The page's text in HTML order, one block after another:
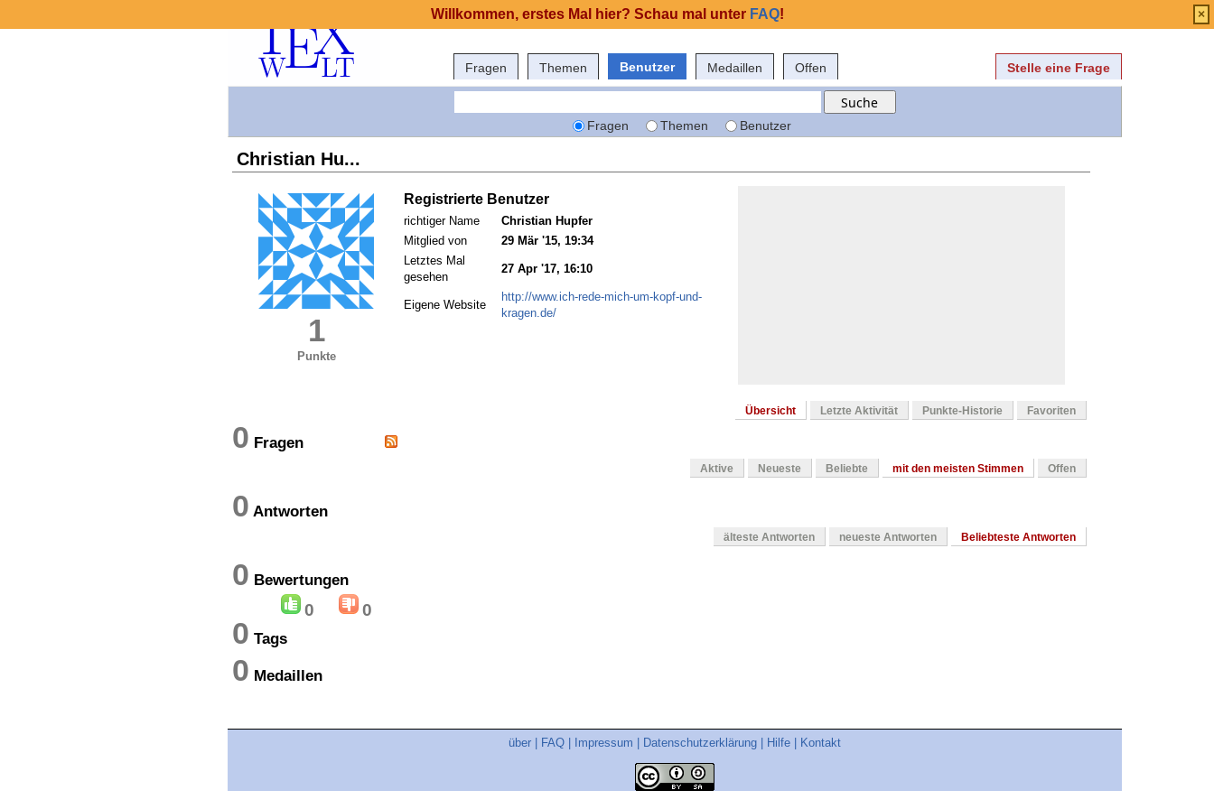
Fragen Themen Benutzer Medaillen Offen Stelle eine Frage
Fragen Themen Benutzer
Christian Hu...
1
Punkte
Registrierte Benutzer
richtiger Name
Christian Hupfer
Mitglied von
29 Mär '15, 19:34
Letztes Mal
gesehen
27 Apr '17, 16:10
Eigene Website
http://www.ich-rede-mich-um-kopf-und-
kragen.de/
Übersicht Letzte Aktivität Punkte-Historie Favoriten
0 Fragen
Aktive Neueste Beliebte mit den meisten Stimmen Offen
0 Antworten
älteste Antworten neueste Antworten Beliebteste Antworten
0 Bewertungen
0 0
0 Tags
0 Medaillen
über FAQ Impressum Datenschutzerklärung Hilfe Kontakt
Willkommen, erstes Mal hier? Schau mal unter FAQ! ×